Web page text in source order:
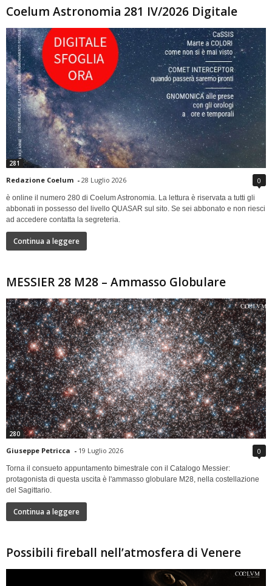
Coelum Astronomia 281 IV/2026 Digitale
281
Redazione Coelum - 28 Luglio 2026 0
è online il numero 280 di Coelum Astronomia. La lettura è riservata a tutti gli
abbonati in possesso del livello QUASAR sul sito. Se sei abbonato e non riesci
ad accedere contatta la segreteria.
Continua a leggere
MESSIER 28 M28 – Ammasso Globulare
280
Giuseppe Petricca - 19 Luglio 2026 0
Torna il consueto appuntamento bimestrale con il Catalogo Messier:
protagonista di questa uscita è l'ammasso globulare M28, nella costellazione
del Sagittario.
Continua a leggere
Possibili fireball nell’atmosfera di Venere